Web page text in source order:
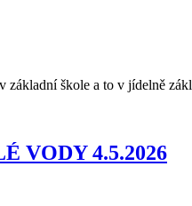
škole a to v jídelně
VODY 4.5.2026